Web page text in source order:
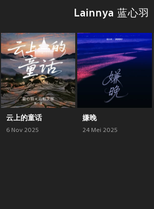
Lainnya 蓝心羽
云上的童话
6 Nov 2025
嫌晚
24 Mei 2025